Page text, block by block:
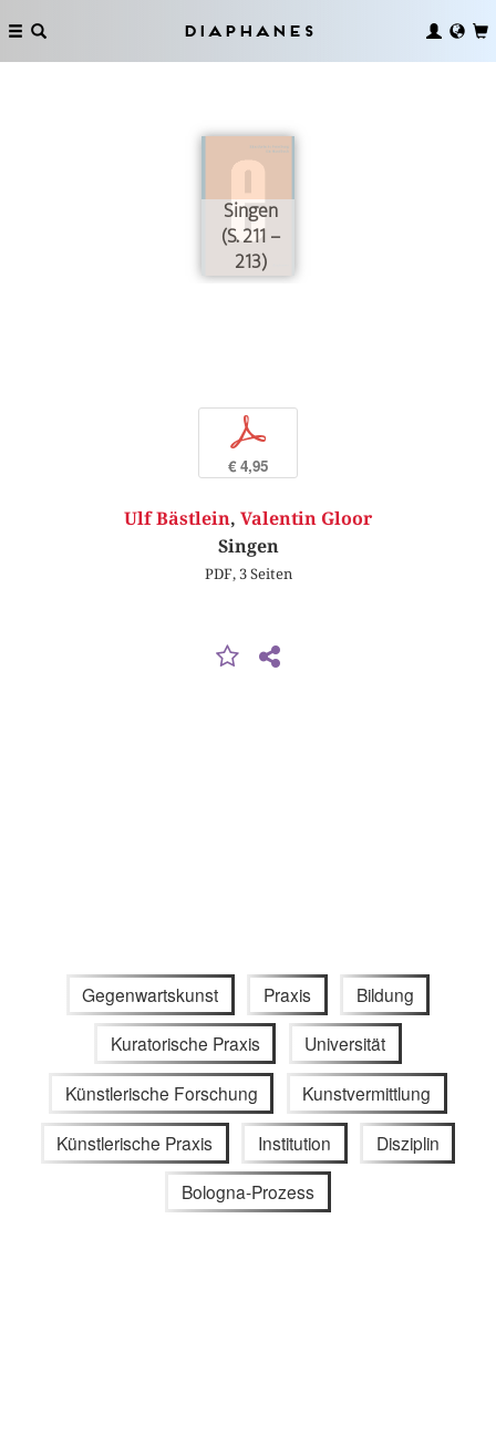
Diaphanes
Singen
(S. 211 –
213)
p
€ 4,95
Ulf Bästlein, Valentin Gloor
Singen
PDF, 3 Seiten
Gegenwartskunst Praxis Bildung
Kuratorische Praxis Universität
Künstlerische Forschung Kunstvermittlung
Künstlerische Praxis Institution Disziplin
Bologna-Prozess